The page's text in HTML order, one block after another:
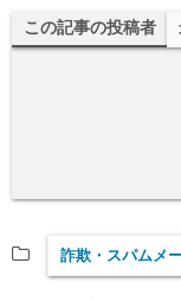
この記事の投稿者
詐欺・スパムメ